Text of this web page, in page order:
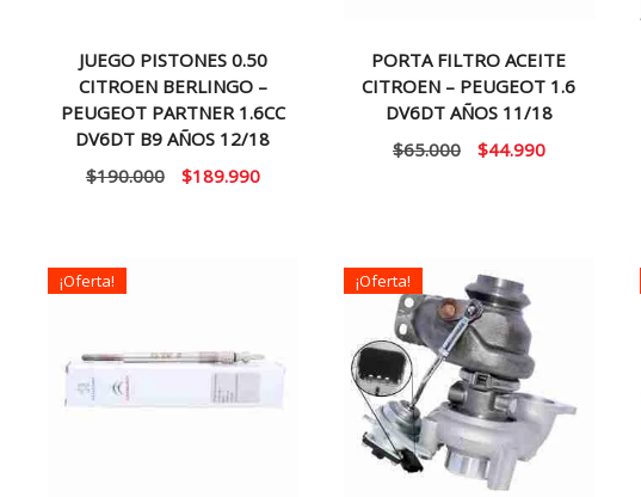
JUEGO PISTONES 0.50
CITROEN BERLINGO –
PEUGEOT PARTNER 1.6CC
DV6DT B9 AÑOS 12/18
$190.000
El
$189.990El
PORTA FILTRO ACEITE
CITROEN – PEUGEOT 1.6
DV6DT AÑOS 11/18
$65.000
El
$44.990El
¡Oferta! ¡Oferta!